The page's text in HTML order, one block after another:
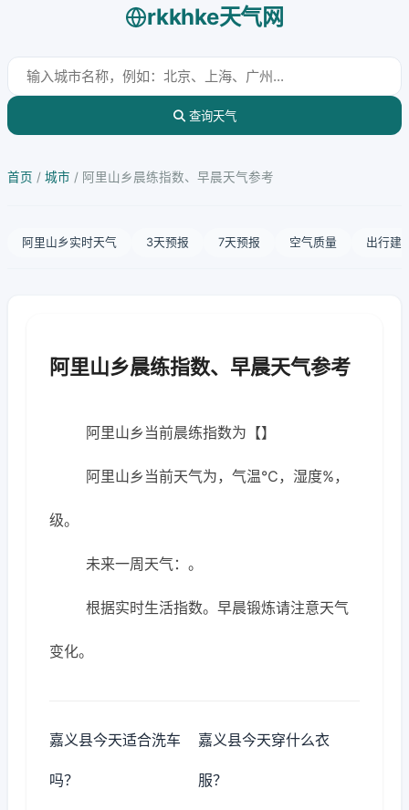
rkkhke天气网
查询天气
首页 / 城市 / 阿里山乡晨练指数、早晨天气参考
阿里山乡实时天气 3天预报 7天预报 空气质量 出行建
阿里山乡晨练指数、早晨天气参考
阿里山乡当前晨练指数为【】
阿里山乡当前天气为，气温℃，湿度%，
级。
未来一周天气：。
根据实时生活指数。早晨锻炼请注意天气
变化。
嘉义县今天适合洗车
吗？
嘉义县今天穿什么衣
服？